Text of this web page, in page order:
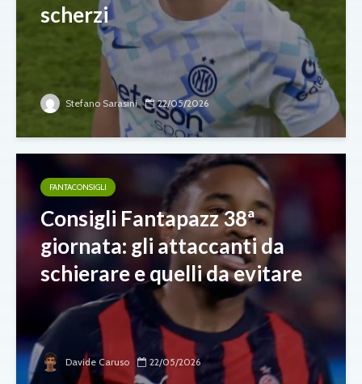
scherzi
Stefano Sarasini 22/05/2026
FANTACONSIGLI
Consigli Fantapazz 38ª
giornata: gli attaccanti da
schierare e quelli da evitare
Davide Caruso 22/05/2026